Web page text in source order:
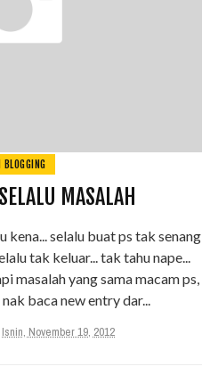
BLOGGING
MASALAH
kena... selalu buat ps tak senang
tak keluar... tak tahu nape...
masalah yang sama macam ps,
baca new entry dar...
Isnin, November 19, 2012